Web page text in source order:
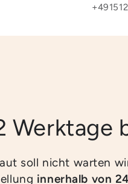
Werktage
soll nicht warten
innerhalb von